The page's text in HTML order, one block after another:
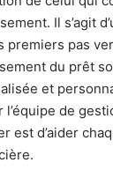
Il s’agit
premiers pas
du prêt
et
de
est d’aider